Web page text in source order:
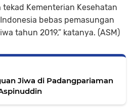
Kementerian Kesehatan
bebas pemasungan
tahun 2019,” katanya. (ASM)
Jiwa di Padangpariaman